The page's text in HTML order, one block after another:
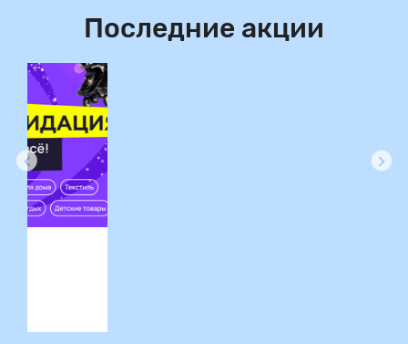
Последние акции